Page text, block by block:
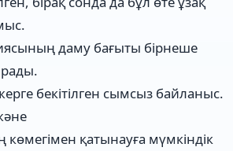
даму бағыты бірнеше
бекітілген сымсыз байланыс.
қатынауға мүмкіндік